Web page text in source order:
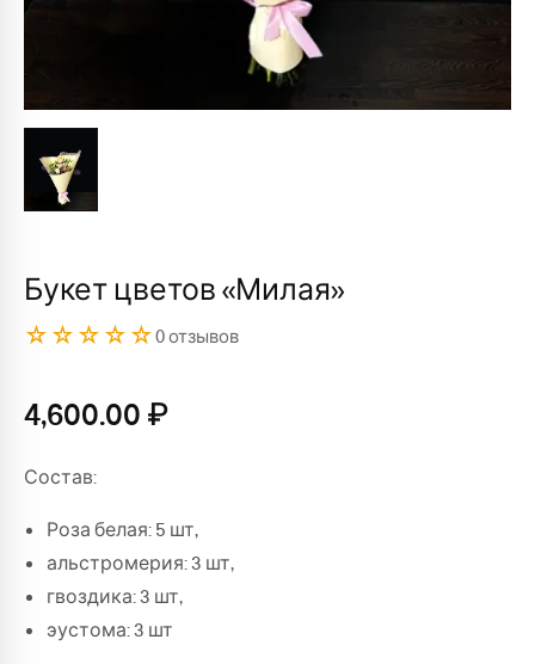
Букет цветов «Милая»
☆☆☆☆☆0 отзывов
4,600.00 ₽
Состав:
Роза белая: 5 шт,
альстромерия: 3 шт,
гвоздика: 3 шт,
эустома: 3 шт